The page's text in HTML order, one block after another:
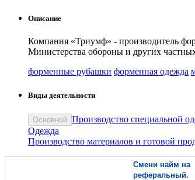
Описание
Компания «Триумф» - производитель
Министерства обороны и других
форменные рубашки форменная одежда
Виды деятельности
Основной Производство специальной
Одежда
Производство материалов и готовой
Смени найм на
реферальный.